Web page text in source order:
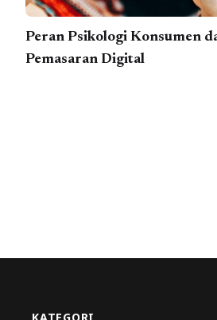
Peran Psikologi Konsumen
Pemasaran Digital